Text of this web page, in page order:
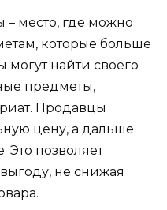
место, где можно
которые больше
найти своего
предметы,
Продавцы
цену, а дальше
Это позволяет
не снижая